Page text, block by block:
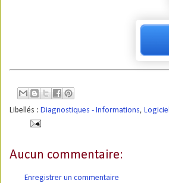
Libellés : Diagnostiques - Informations,
Aucun commentaire:
Enregistrer un commentaire